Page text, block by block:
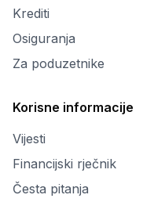
Krediti
Osiguranja
Za poduzetnike
Korisne informacije
Vijesti
Financijski rječnik
Česta pitanja